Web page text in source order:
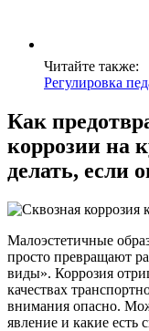
Читайте также:
Регулировка
Как
коррозии на
делать, если
Малоэстетичные
просто превращают
виды». Коррозия
качествах
внимания опасно.
явление и какие есть